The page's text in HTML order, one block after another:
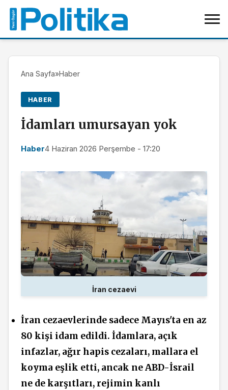
Ana Sayfa»Haber
HABER
İdamları umursayan yok
Haber4 Haziran 2026 Perşembe - 17:20
İran cezaevi
İran cezaevlerinde sadece Mayıs'ta en az
80 kişi idam edildi. İdamlara, açık
infazlar, ağır hapis cezaları, mallara el
koyma eşlik etti, ancak ne ABD-İsrail
ne de karşıtları, rejimin kanlı